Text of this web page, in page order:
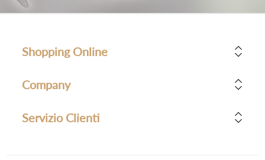
Shopping Online
Company
Servizio Clienti